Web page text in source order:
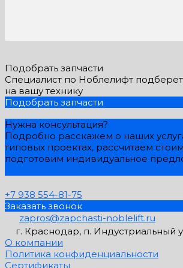
Подобрать запчасти
Специалист по Ноблелифт
на вашу технику
Подобрать запчасти
Нужна консультация?
Подробно расскажем о наших
типовых проектах, рассчитаем
подготовим индивидуальное
+7 938 554-81-75
Заказать звонок
zapros@zapchasti-noblelift.ru
г. Краснодар, п. Индустриальный
О компании
Политика конфиденциальности
Сертификаты